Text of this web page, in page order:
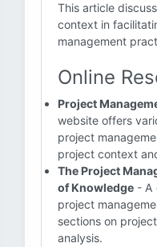
This article
context in
management
Online
Project
website offers
project
project context
The Project
of Knowledge - A
project
sections on
analysis.